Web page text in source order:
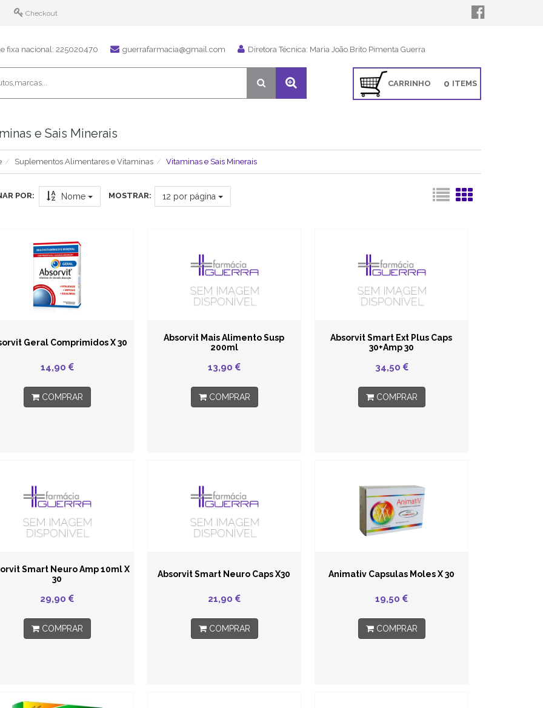
Checkout
fixa nacional: 225020470 guerrafarmacia@gmail.com Diretora Técnica: Maria João Brito Pimenta Guerra
CARRINHO ITEMS
0
e Sais Minerais
Suplementos Alimentares e Vitaminas Vitaminas e Sais Minerais
POR: Nome MOSTRAR: 12 por página
Geral Comprimidos X 30
14,90
COMPRAR
Absorvit Mais Alimento Susp
200ml
13,90
COMPRAR
Absorvit Smart Ext Plus Caps
30+Amp 30
34,50
COMPRAR
Smart Neuro Amp 10ml X
30
29,90
COMPRAR
Absorvit Smart Neuro Caps X30
21,90
COMPRAR
Animativ Capsulas Moles X 30
19,50
COMPRAR